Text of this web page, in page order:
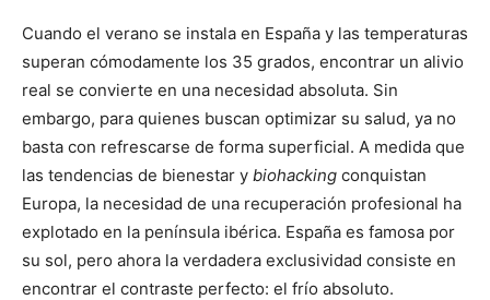
Cuando el verano se instala en España y las temperaturas
superan cómodamente los 35 grados, encontrar un alivio
real se convierte en una necesidad absoluta. Sin
embargo, para quienes buscan optimizar su salud, ya no
basta con refrescarse de forma superficial. A medida que
las tendencias de bienestar y biohacking conquistan
Europa, la necesidad de una recuperación profesional ha
explotado en la península ibérica. España es famosa por
su sol, pero ahora la verdadera exclusividad consiste en
encontrar el contraste perfecto: el frío absoluto.